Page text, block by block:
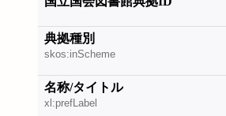
典拠種別
skos:inScheme
名称/タイトル
xl:prefLabel